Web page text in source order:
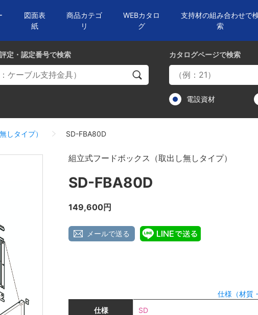
図面表
紙
商品カテゴ
リ
WEBカタロ
グ
支持材の組み合わせで
索
カタログページで検索
電設資材
定・認定番号で検索
しタイプ） SD-FBA80D
組立式フードボックス（取出し無しタイプ）
SD-FBA80D
149,600円
メールで送る
仕様（材質
仕様
SD